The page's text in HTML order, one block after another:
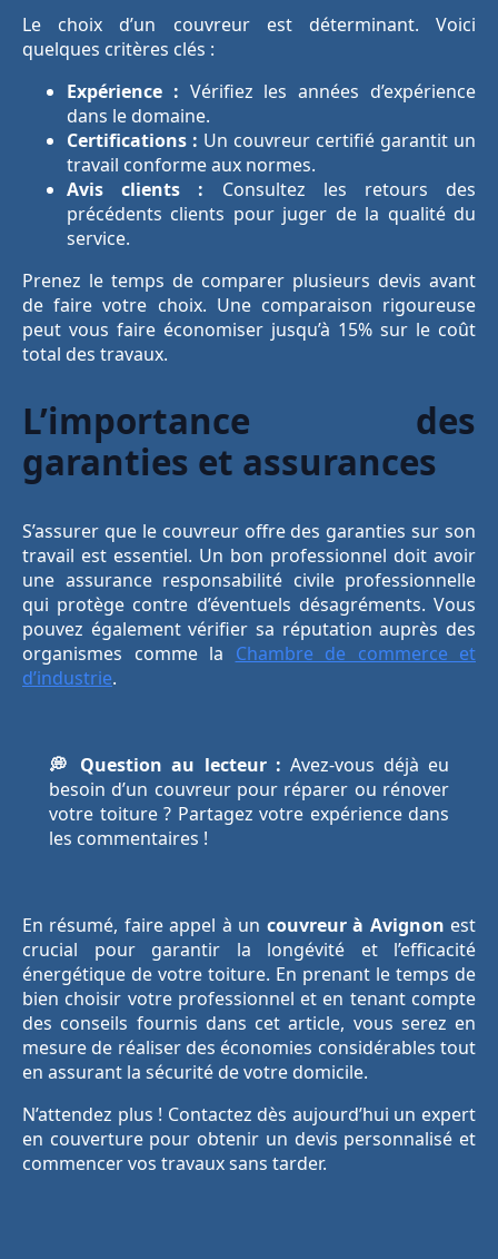
Le choix d’un couvreur est déterminant. Voici
quelques critères clés :
Expérience : Vérifiez les années d’expérience
dans le domaine.
Certifications : Un couvreur certifié garantit un
travail conforme aux normes.
Avis clients : Consultez les retours des
précédents clients pour juger de la qualité du
service.
Prenez le temps de comparer plusieurs devis avant
de faire votre choix. Une comparaison rigoureuse
peut vous faire économiser jusqu’à 15% sur le coût
total des travaux.
L’importance des
garanties et assurances
S’assurer que le couvreur offre des garanties sur son
travail est essentiel. Un bon professionnel doit avoir
une assurance responsabilité civile professionnelle
qui protège contre d’éventuels désagréments. Vous
pouvez également vérifier sa réputation auprès des
organismes comme la Chambre de commerce et
d’industrie.
💭 Question au lecteur : Avez-vous déjà eu
besoin d’un couvreur pour réparer ou rénover
votre toiture ? Partagez votre expérience dans
les commentaires !
En résumé, faire appel à un couvreur à Avignon est
crucial pour garantir la longévité et l’efficacité
énergétique de votre toiture. En prenant le temps de
bien choisir votre professionnel et en tenant compte
des conseils fournis dans cet article, vous serez en
mesure de réaliser des économies considérables tout
en assurant la sécurité de votre domicile.
N’attendez plus ! Contactez dès aujourd’hui un expert
en couverture pour obtenir un devis personnalisé et
commencer vos travaux sans tarder.